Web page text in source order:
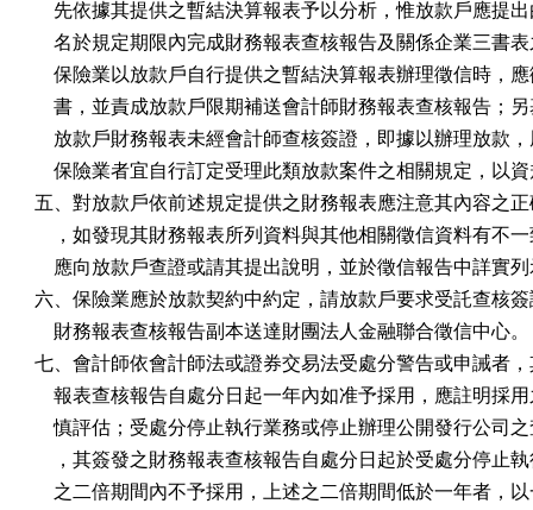
先依據其提供之暫結決算報表予以分析，惟放款戶應提
名於規定期限內完成財務報表查核報告及關係企業三書
保險業以放款戶自行提供之暫結決算報表辦理徵信時，
書，並責成放款戶限期補送會計師財務報表查核報告；
放款戶財務報表未經會計師查核簽證，即據以辦理放款
保險業者宜自行訂定受理此類放款案件之相關規定，以
五、對放款戶依前述規定提供之財務報表應注意其內容之
，如發現其財務報表所列資料與其他相關徵信資料有不
應向放款戶查證或請其提出說明，並於徵信報告中詳實
六、保險業應於放款契約中約定，請放款戶要求受託查核
    財務報表查核報告副本送達財團法人金融聯合徵信中心。
七、會計師依會計師法或證券交易法受處分警告或申誡者
報表查核報告自處分日起一年內如准予採用，應註明採
慎評估；受處分停止執行業務或停止辦理公開發行公司
，其簽發之財務報表查核報告自處分日起於受處分停止
之二倍期間內不予採用，上述之二倍期間低於一年者，